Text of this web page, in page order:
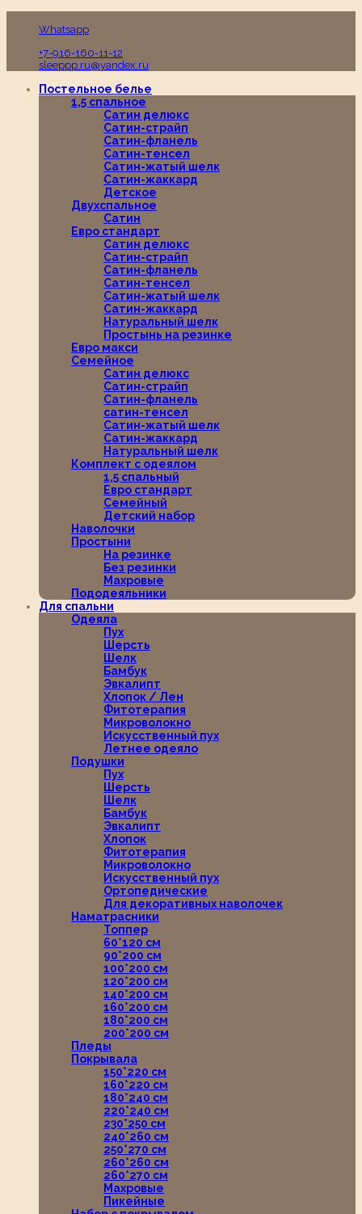
Whatsapp
+7-916-160-11-12
sleeppp.ru@yandex.ru
Постельное белье
1,5 спальное
Сатин делюкс
Сатин-страйп
Сатин-фланель
Сатин-тенсел
Сатин-жатый шелк
Сатин-жаккард
Детское
Двухспальное
Сатин
Евро стандарт
Сатин делюкс
Сатин-страйп
Сатин-фланель
Сатин-тенсел
Сатин-жатый шелк
Сатин-жаккард
Натуральный шелк
Простынь на резинке
Евро макси
Семейное
Сатин делюкс
Сатин-страйп
Сатин-фланель
сатин-тенсел
Сатин-жатый шелк
Сатин-жаккард
Натуральный шелк
Комплект с одеялом
1,5 спальный
Евро стандарт
Семейный
Детский набор
Наволочки
Простыни
На резинке
Без резинки
Махровые
Пододеяльники
Для спальни
Одеяла
Пух
Шерсть
Шелк
Бамбук
Эвкалипт
Хлопок / Лен
Фитотерапия
Микроволокно
Искусственный пух
Летнее одеяло
Подушки
Пух
Шерсть
Шелк
Бамбук
Эвкалипт
Хлопок
Фитотерапия
Микроволокно
Искусственный пух
Ортопедические
Для декоративных наволочек
Наматрасники
Топпер
60*120 см
90*200 см
100*200 см
120*200 см
140*200 см
160*200 см
180*200 см
200*200 см
Пледы
Покрывала
150*220 см
160*220 см
180*240 см
220*240 см
230*250 см
240*260 см
250*270 см
260*260 см
260*270 см
Махровые
Пикейные